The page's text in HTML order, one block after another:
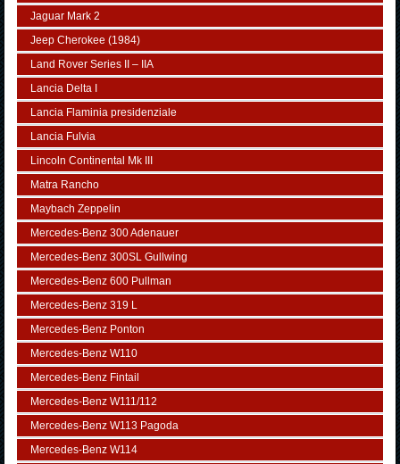
Jaguar Mark 2
Jeep Cherokee (1984)
Land Rover Series II – IIA
Lancia Delta I
Lancia Flaminia presidenziale
Lancia Fulvia
Lincoln Continental Mk III
Matra Rancho
Maybach Zeppelin
Mercedes-Benz 300 Adenauer
Mercedes-Benz 300SL Gullwing
Mercedes-Benz 600 Pullman
Mercedes-Benz 319 L
Mercedes-Benz Ponton
Mercedes-Benz W110
Mercedes-Benz Fintail
Mercedes-Benz W111/112
Mercedes-Benz W113 Pagoda
Mercedes-Benz W114